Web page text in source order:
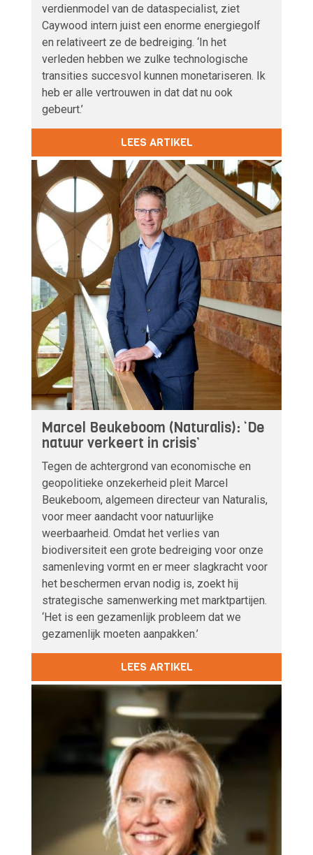
verdienmodel van de dataspecialist, ziet
Caywood intern juist een enorme energiegolf
en relativeert ze de bedreiging. ‘In het
verleden hebben we zulke technologische
transities succesvol kunnen monetariseren. Ik
heb er alle vertrouwen in dat dat nu ook
gebeurt.’
LEES ARTIKEL
Marcel Beukeboom (Naturalis): ‘De
natuur verkeert in crisis’
Tegen de achtergrond van economische en
geopolitieke onzekerheid pleit Marcel
Beukeboom, algemeen directeur van Naturalis,
voor meer aandacht voor natuurlijke
weerbaarheid. Omdat het verlies van
biodiversiteit een grote bedreiging voor onze
samenleving vormt en er meer slagkracht voor
het beschermen ervan nodig is, zoekt hij
strategische samenwerking met marktpartijen.
‘Het is een gezamenlijk probleem dat we
gezamenlijk moeten aanpakken.’
LEES ARTIKEL